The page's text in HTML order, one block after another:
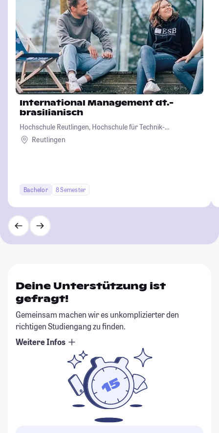
International Management dt.-
brasilianisch
Hochschule Reutlingen, Hochschule für Technik-
Wirtschaft-Informatik-Design
Reutlingen
Bachelor 8 Semester
Deine Unterstützung ist
gefragt!
Gemeinsam machen wir es unkomplizierter den
richtigen Studiengang zu finden.
Weitere Infos